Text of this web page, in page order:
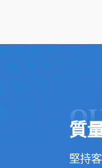
質
堅持